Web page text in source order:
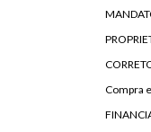
Compra